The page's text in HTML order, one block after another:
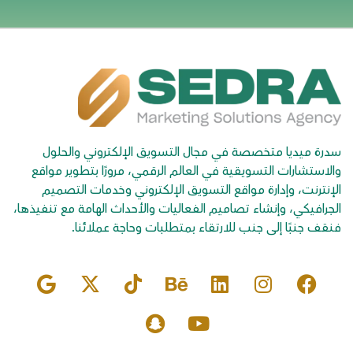
سدرة ميديا متخصصة في مجال التسويق الإلكتروني والحلول
والاستشارات التسويقية في العالم الرقمي، مرورًا بتطوير مواقع
الإنترنت، وإدارة مواقع التسويق الإلكتروني وخدمات التصميم
الجرافيكي، وإنشاء تصاميم الفعاليات والأحداث الهامة مع تنفيذها،
فنقف جنبًا إلى جنب للارتقاء بمتطلبات وحاجة عملائنا.